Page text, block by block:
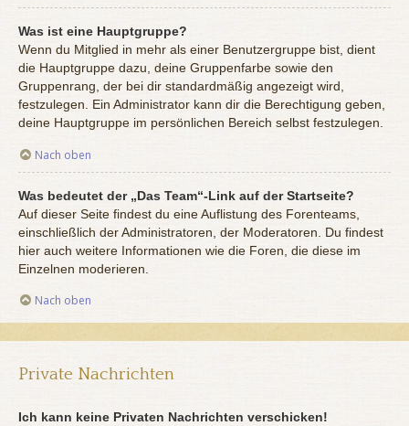
Was ist eine Hauptgruppe?
Wenn du Mitglied in mehr als einer Benutzergruppe bist, dient
die Hauptgruppe dazu, deine Gruppenfarbe sowie den
Gruppenrang, der bei dir standardmäßig angezeigt wird,
festzulegen. Ein Administrator kann dir die Berechtigung geben,
deine Hauptgruppe im persönlichen Bereich selbst festzulegen.
Nach oben
Was bedeutet der „Das Team“-Link auf der Startseite?
Auf dieser Seite findest du eine Auflistung des Forenteams,
einschließlich der Administratoren, der Moderatoren. Du findest
hier auch weitere Informationen wie die Foren, die diese im
Einzelnen moderieren.
Nach oben
Private Nachrichten
Ich kann keine Privaten Nachrichten verschicken!